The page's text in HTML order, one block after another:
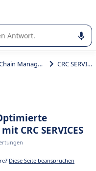
oder Auswahl
Supply Chain Management CRC SERVICES
Optimierte
CRC SERVICES
Diese Seite beanspruchen